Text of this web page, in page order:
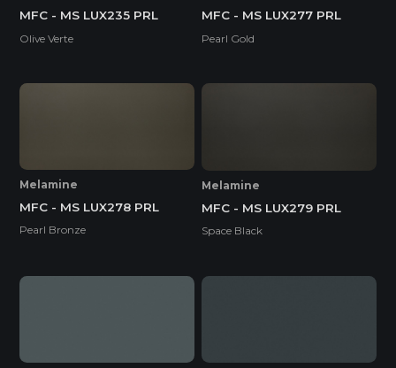
MFC - MS LUX235 PRL
Olive Verte
MFC - MS LUX277 PRL
Pearl Gold
Melamine
MFC - MS LUX278 PRL
Pearl Bronze
Melamine
MFC - MS LUX279 PRL
Space Black